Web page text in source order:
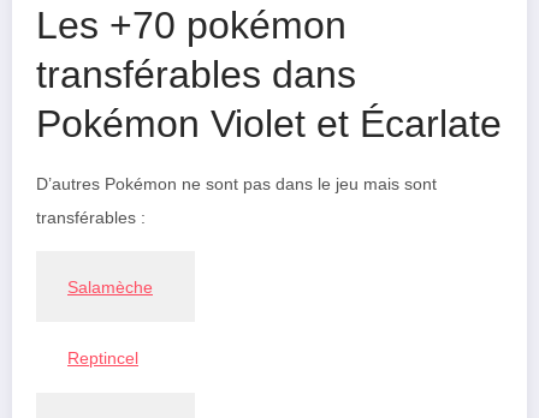
Les +70 pokémon
transférables dans
Pokémon Violet et Écarlate
D’autres Pokémon ne sont pas dans le jeu mais sont
transférables :
Salamèche
Reptincel